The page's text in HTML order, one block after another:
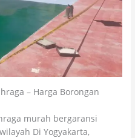
– Harga Borongan
murah bergaransi
Di Yogyakarta,